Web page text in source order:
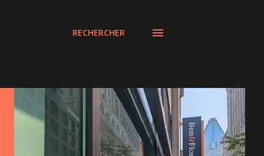
RECHERCHER